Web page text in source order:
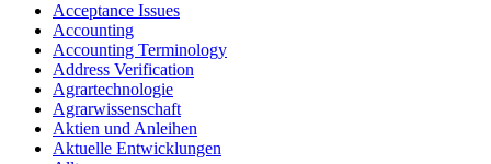
Acceptance Issues
Accounting
Accounting Terminology
Address Verification
Agrartechnologie
Agrarwissenschaft
Aktien und Anleihen
Aktuelle Entwicklungen